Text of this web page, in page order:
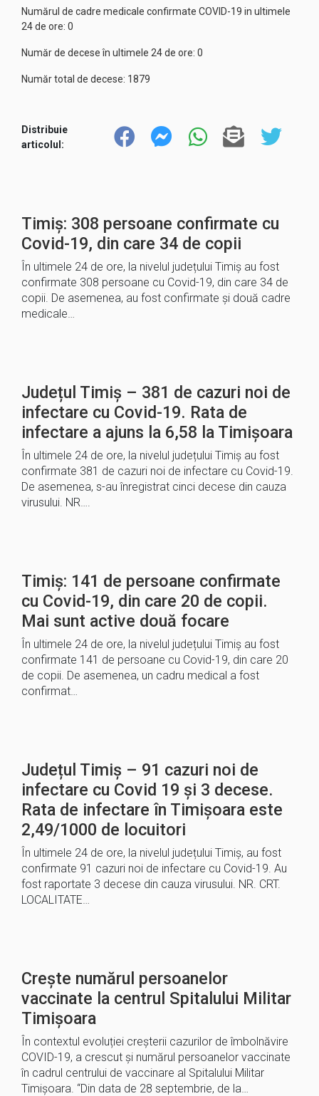
Numărul de cadre medicale confirmate COVID-19 in ultimele
24 de ore: 0
Număr de decese în ultimele 24 de ore: 0
Număr total de decese: 1879
Distribuie
articolul:
Timiș: 308 persoane confirmate cu
Covid-19, din care 34 de copii
În ultimele 24 de ore, la nivelul județului Timiș au fost
confirmate 308 persoane cu Covid-19, din care 34 de
copii. De asemenea, au fost confirmate și două cadre
medicale…
Județul Timiș – 381 de cazuri noi de
infectare cu Covid-19. Rata de
infectare a ajuns la 6,58 la Timișoara
În ultimele 24 de ore, la nivelul județului Timiș au fost
confirmate 381 de cazuri noi de infectare cu Covid-19.
De asemenea, s-au înregistrat cinci decese din cauza
virusului. NR….
Timiș: 141 de persoane confirmate
cu Covid-19, din care 20 de copii.
Mai sunt active două focare
În ultimele 24 de ore, la nivelul județului Timiș au fost
confirmate 141 de persoane cu Covid-19, din care 20
de copii. De asemenea, un cadru medical a fost
confirmat…
Județul Timiș – 91 cazuri noi de
infectare cu Covid 19 și 3 decese.
Rata de infectare în Timișoara este
2,49/1000 de locuitori
În ultimele 24 de ore, la nivelul județului Timiș, au fost
confirmate 91 cazuri noi de infectare cu Covid-19. Au
fost raportate 3 decese din cauza virusului. NR. CRT.
LOCALITATE…
Crește numărul persoanelor
vaccinate la centrul Spitalului Militar
Timișoara
În contextul evoluției creșterii cazurilor de îmbolnăvire
COVID-19, a crescut și numărul persoanelor vaccinate
în cadrul centrului de vaccinare al Spitalului Militar
Timișoara. “Din data de 28 septembrie, de la…